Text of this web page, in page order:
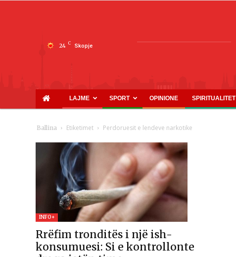
24 C Skopje
LAJME SPORT OPINIONE SPIRITUALITET
Ballina Etiketimet Perdoruesit e lendeve narkotike
INFO+
Rrëfim tronditës i një ish-
konsumuesi: Si e kontrollonte